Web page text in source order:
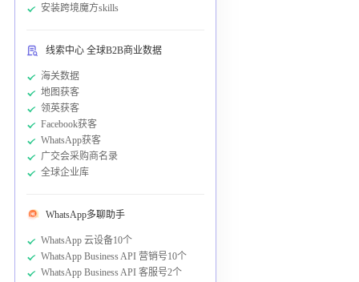
安装跨境魔方skills
线索中心 全球B2B商业数据
海关数据
地图获客
领英获客
Facebook获客
WhatsApp获客
广交会采购商名录
全球企业库
WhatsApp多聊助手
WhatsApp 云设备10个
WhatsApp Business API 营销号10个
WhatsApp Business API 客服号2个